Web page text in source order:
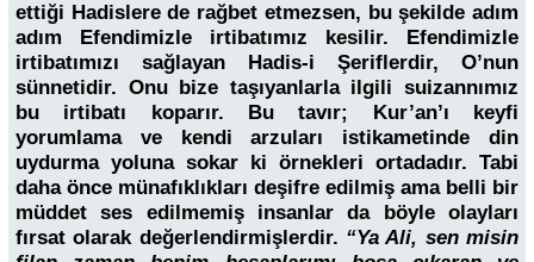
ettiği Hadislere de rağbet etmezsen, bu şekilde adım
adım Efendimizle irtibatımız kesilir. Efendimizle
irtibatımızı sağlayan Hadis-i Şeriflerdir, O’nun
sünnetidir. Onu bize taşıyanlarla ilgili suizannımız
bu irtibatı koparır. Bu tavır; Kur’an’ı keyfi
yorumlama ve kendi arzuları istikametinde din
uydurma yoluna sokar ki örnekleri ortadadır. Tabi
daha önce münafıklıkları deşifre edilmiş ama belli bir
müddet ses edilmemiş insanlar da böyle olayları
fırsat olarak değerlendirmişlerdir. “Ya Ali, sen misin